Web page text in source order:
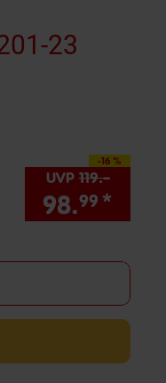
23
-16 %
Sie Sparen 16 Prozent,
UVP119.–UVP :
98.99 *